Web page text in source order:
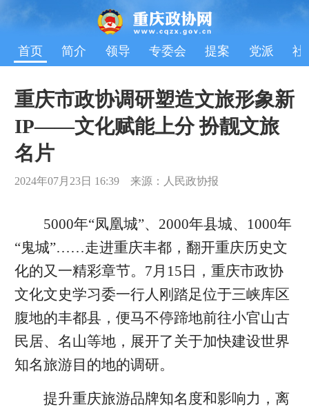
首页 简介 领导 专委会 提案 党派 社
重庆市政协调研塑造文旅形象新
IP——文化赋能上分 扮靓文旅
名片
2024年07月23日 16:39 来源：人民政协报
5000年“凤凰城”、2000年县城、1000年
“鬼城”……走进重庆丰都，翻开重庆历史文
化的又一精彩章节。7月15日，重庆市政协
文化文史学习委一行人刚踏足位于三峡库区
腹地的丰都县，便马不停蹄地前往小官山古
民居、名山等地，展开了关于加快建设世界
知名旅游目的地的调研。
提升重庆旅游品牌知名度和影响力，离